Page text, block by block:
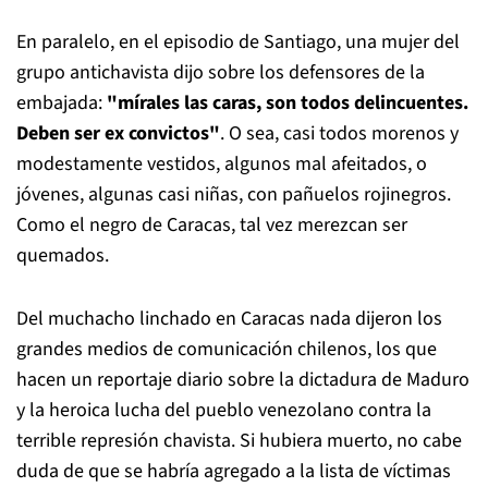
En paralelo, en el episodio de Santiago, una mujer del
grupo antichavista dijo sobre los defensores de la
embajada: "mírales las caras, son todos delincuentes.
Deben ser ex convictos". O sea, casi todos morenos y
modestamente vestidos, algunos mal afeitados, o
jóvenes, algunas casi niñas, con pañuelos rojinegros.
Como el negro de Caracas, tal vez merezcan ser
quemados.
Del muchacho linchado en Caracas nada dijeron los
grandes medios de comunicación chilenos, los que
hacen un reportaje diario sobre la dictadura de Maduro
y la heroica lucha del pueblo venezolano contra la
terrible represión chavista. Si hubiera muerto, no cabe
duda de que se habría agregado a la lista de víctimas